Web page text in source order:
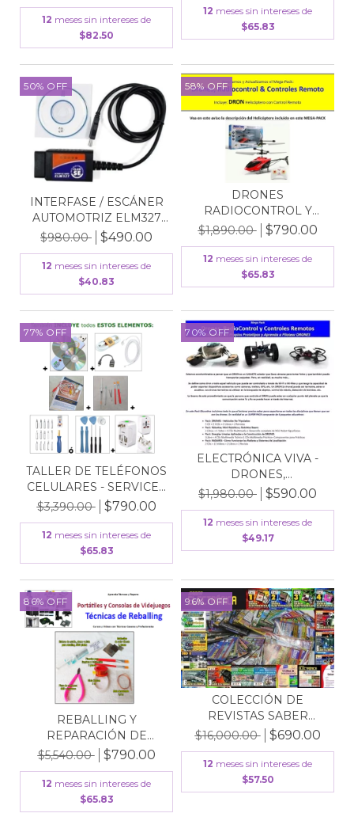
12 meses sin intereses de
$82.50
12 meses sin intereses de
$65.83
50% OFF
INTERFASE / ESCÁNER
AUTOMOTRIZ ELM327
OB...
$980.00 $490.00
12 meses sin intereses de
$40.83
58% OFF
DRONES
RADIOCONTROL Y
CONTROLES REMOTO
C...
$1,890.00 $790.00
12 meses sin intereses de
$65.83
77% OFF
TALLER DE TELÉFONOS
CELULARES - SERVICE...
$3,390.00
$790.00
12 meses sin intereses de
$65.83
70% OFF
ELECTRÓNICA VIVA -
DRONES,
RADIOCONTROL...
$1,980.00 $590.00
12 meses sin intereses de
$49.17
86% OFF
REBALLING Y
REPARACIÓN DE
CONSOLAS DE VI...
$5,540.00 $790.00
12 meses sin intereses de
$65.83
96% OFF
COLECCIÓN DE
REVISTAS SABER
ELECTRÓNICA...
$16,000.00 $690.00
12 meses sin intereses de
$57.50